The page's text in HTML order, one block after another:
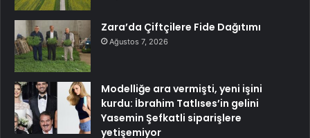
Zara’da Çiftçilere Fide Dağıtımı
Ağustos 7, 2026
Modelliğe ara vermişti, yeni işini
kurdu: İbrahim Tatlıses’in gelini
Yasemin Şefkatli siparişlere
yetişemiyor